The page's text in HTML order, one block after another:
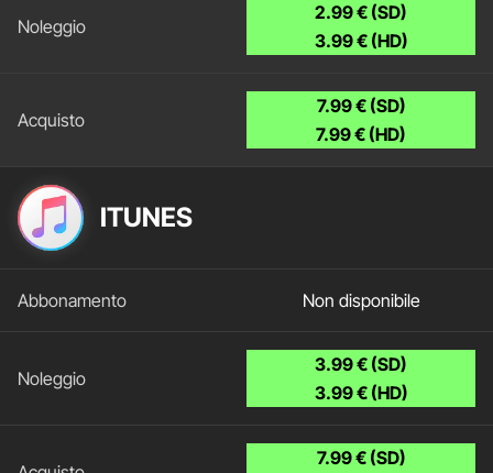
2.99 € (SD)
3.99 € (HD)
7.99 € (SD)
7.99 € (HD)
ITUNES
Non disponibile
3.99 € (SD)
3.99 € (HD)
7.99 € (SD)